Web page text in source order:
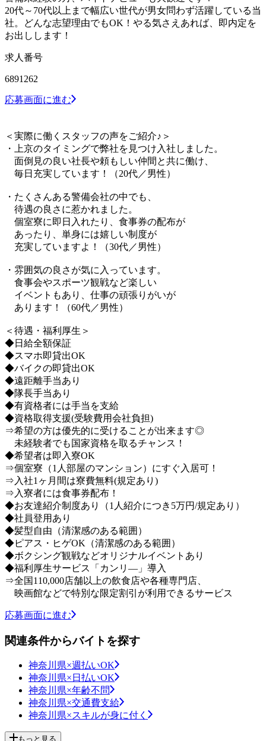
20代～70代以上まで幅広い世代が男女問わず活躍している当
社。どんな志望理由でもOK！やる気さえあれば、即内定を
お出しします！
求人番号
6891262
応募画面に進む
＜実際に働くスタッフの声をご紹介♪＞
・上京のタイミングで弊社を見つけ入社しました。
面倒見の良い社長や頼もしい仲間と共に働け、
毎日充実しています！（20代／男性）
・たくさんある警備会社の中でも、
待遇の良さに惹かれました。
個室寮に即日入れたり、食事券の配布が
あったり、単身には嬉しい制度が
充実していますよ！（30代／男性）
・雰囲気の良さが気に入っています。
食事会やスポーツ観戦など楽しい
イベントもあり、仕事の頑張りがいが
あります！（60代／男性）
＜待遇・福利厚生＞
◆日給全額保証
◆スマホ即貸出OK
◆バイクの即貸出OK
◆遠距離手当あり
◆隊長手当あり
◆有資格者には手当を支給
◆資格取得支援(受験費用会社負担)
⇒希望の方は優先的に受けることが出来ます◎
未経験者でも国家資格を取るチャンス！
◆希望者は即入寮OK
⇒個室寮（1人部屋のマンション）にすぐ入居可！
⇒入社1ヶ月間は寮費無料(規定あり)
⇒入寮者には食事券配布！
◆お友達紹介制度あり（1人紹介につき5万円/規定あり）
◆社員登用あり
◆髪型自由（清潔感のある範囲）
◆ピアス・ヒゲOK（清潔感のある範囲）
◆ボクシング観戦などオリジナルイベントあり
◆福利厚生サービス「カンリ―」導入
⇒全国110,000店舗以上の飲食店や各種専門店、
映画館などで特別な限定割引が利用できるサービス
応募画面に進む
関連条件からバイトを探す
神奈川県×週払いOK
神奈川県×日払いOK
神奈川県×年齢不問
神奈川県×交通費支給
神奈川県×スキルが身に付く
もっと見る